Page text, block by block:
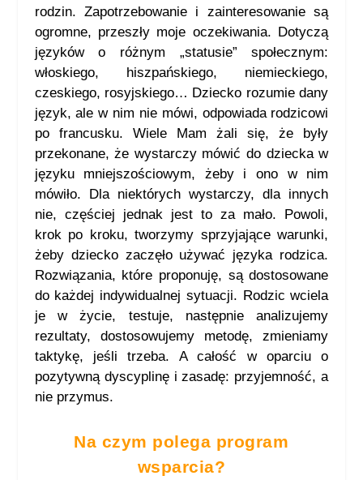
rodzin. Zapotrzebowanie i zainteresowanie są
ogromne, przeszły moje oczekiwania. Dotyczą
języków o różnym „statusie” społecznym:
włoskiego, hiszpańskiego, niemieckiego,
czeskiego, rosyjskiego… Dziecko rozumie dany
język, ale w nim nie mówi, odpowiada rodzicowi
po francusku. Wiele Mam żali się, że były
przekonane, że wystarczy mówić do dziecka w
języku mniejszościowym, żeby i ono w nim
mówiło. Dla niektórych wystarczy, dla innych
nie, częściej jednak jest to za mało. Powoli,
krok po kroku, tworzymy sprzyjające warunki,
żeby dziecko zaczęło używać języka rodzica.
Rozwiązania, które proponuję, są dostosowane
do każdej indywidualnej sytuacji. Rodzic wciela
je w życie, testuje, następnie analizujemy
rezultaty, dostosowujemy metodę, zmieniamy
taktykę, jeśli trzeba. A całość w oparciu o
pozytywną dyscyplinę i zasadę: przyjemność, a
nie przymus.
Na czym polega program
wsparcia?